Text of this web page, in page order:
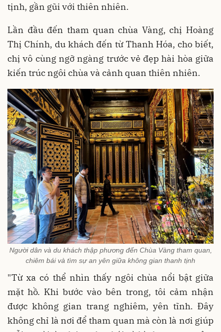
tịnh, gần gũi với thiên nhiên.
Lần đầu đến tham quan chùa Vàng, chị Hoàng
Thị Chính, du khách đến từ Thanh Hóa, cho biết,
chị vô cùng ngỡ ngàng trước vẻ đẹp hài hòa giữa
kiến trúc ngôi chùa và cảnh quan thiên nhiên.
Người dân và du khách thập phương đến Chùa Vàng tham quan,
chiêm bái và tìm sự an yên giữa không gian thanh tịnh
"Từ xa có thể nhìn thấy ngôi chùa nổi bật giữa
mặt hồ. Khi bước vào bên trong, tôi cảm nhận
được không gian trang nghiêm, yên tĩnh. Đây
không chỉ là nơi để tham quan mà còn là nơi giúp